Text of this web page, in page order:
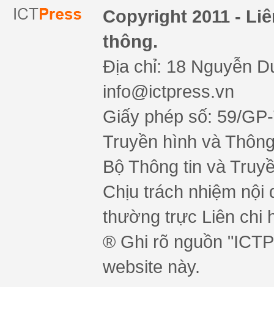
Copyright 2011 -
thông.
Địa chỉ: 18 Nguyễn
info@ictpress.vn
Giấy phép số: 59/
Truyền hình và
Bộ Thông tin và
Chịu trách nhiệm nội
thường trực Liên chi
® Ghi rõ nguồn
website này.